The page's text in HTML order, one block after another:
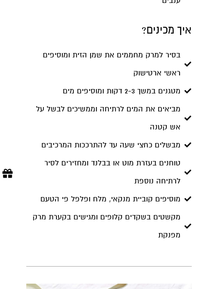
איך מכינים?
בסיר למרק מחממים את שמן הזית ומוסיפים
ראשי ארטישוק
מטגנים במשך 2-3 דקות ומוסיפים מים
מביאים את המים לרתיחה וממשיכים לבשל על
אש קטנה
מבשלים כחצי שעה עד להתרככות המרכיבים
טוחנים בעזרת מוט או בבלנד ומחזירים לסיר
לרתיחה נוספת
מוסיפים קוביית מנקאי, מלח ופלפל פי הטעם
מקשטים בשקדים קלופים ומגישים בקערת מרק
מפנקת